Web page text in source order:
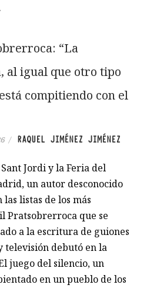
“La
al igual que otro tipo
compitiendo con el
/ RAQUEL JIMÉNEZ JIMÉNEZ
Jordi y la Feria del
un autor desconocido
listas de los más
Pratsobrerroca que se
a la escritura de guiones
televisión debutó en la
juego del silencio, un
en un pueblo de los